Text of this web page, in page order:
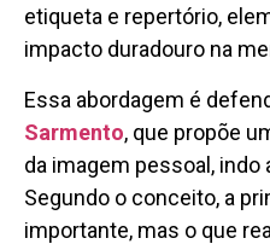
etiqueta e repertório,
impacto duradouro na
Essa abordagem é
Sarmento, que propõe
da imagem pessoal, indo
Segundo o conceito, a
importante, mas o que